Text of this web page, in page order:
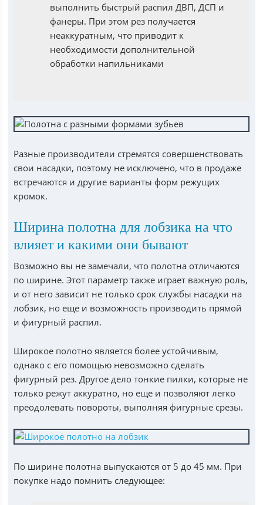
выполнить быстрый распил ДВП, ДСП и
фанеры. При этом рез получается
неаккуратным, что приводит к
необходимости дополнительной
обработки напильниками
Разные производители стремятся совершенствовать
свои насадки, поэтому не исключено, что в продаже
встречаются и другие варианты форм режущих
кромок.
Ширина полотна для лобзика на что
влияет и какими они бывают
Возможно вы не замечали, что полотна отличаются
по ширине. Этот параметр также играет важную роль,
и от него зависит не только срок службы насадки на
лобзик, но еще и возможность производить прямой
и фигурный распил.
Широкое полотно является более устойчивым,
однако с его помощью невозможно сделать
фигурный рез. Другое дело тонкие пилки, которые не
только режут аккуратно, но еще и позволяют легко
преодолевать повороты, выполняя фигурные срезы.
По ширине полотна выпускаются от 5 до 45 мм. При
покупке надо помнить следующее: